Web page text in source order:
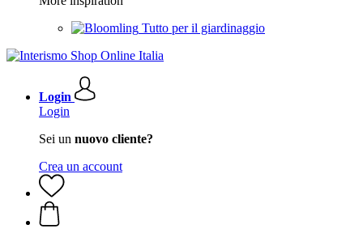
Tutto per il giardinaggio
Login
Login
Sei un nuovo cliente?
Crea un account